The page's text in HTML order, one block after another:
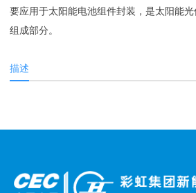
要应用于太阳能电池组件封装，是太阳能
组成部分。
描述